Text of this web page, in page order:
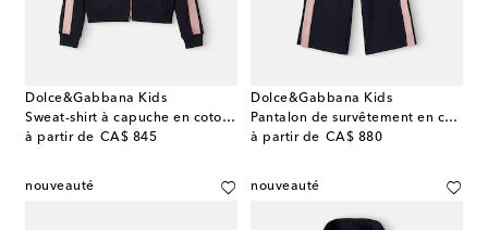
Dolce&Gabbana Kids
Sweat-shirt à capuche en coton à logo
à partir de CA$ 845
original price
Dolce&Gabbana Kids
Pantalon de survêtement en coton
à partir de CA$ 880
original price
nouveauté nouveauté